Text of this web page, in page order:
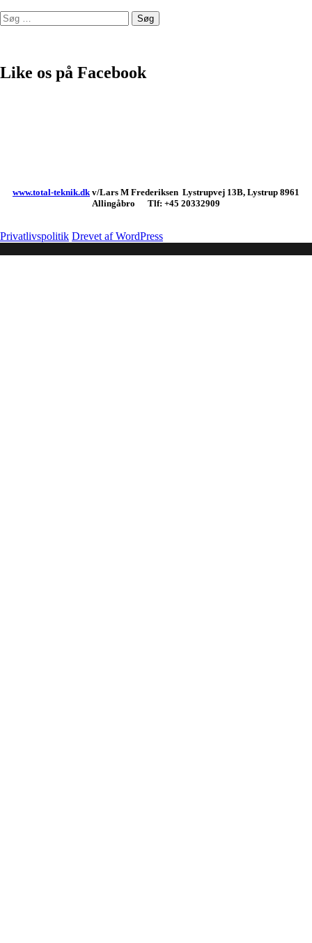
Søg
efter:
Like os på Facebook
www.total-teknik.dkv/Lars M Frederiksen Lystrupvej 13B, Lystrup 8961
Allingåbro Tlf: +45 20332909
Privatlivspolitik Drevet af WordPress